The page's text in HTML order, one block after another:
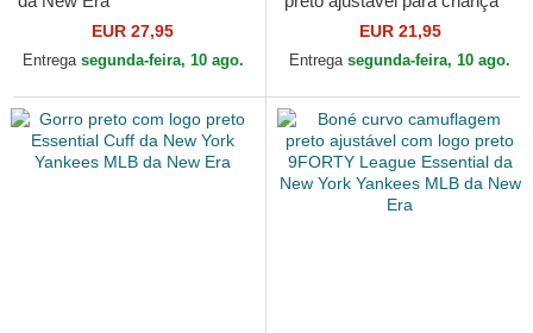
EUR 27,95
Entrega segunda-feira, 10 ago.
com logo preto 9FORTY
League Essential da New...
EUR 21,95
Entrega segunda-feira, 10 ago.